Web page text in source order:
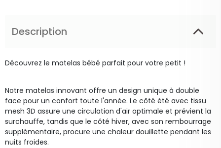
Description
Découvrez le matelas bébé parfait pour votre petit !
Notre matelas innovant offre un design unique à double
face pour un confort toute l'année. Le côté été avec tissu
mesh 3D assure une circulation d'air optimale et prévient la
surchauffe, tandis que le côté hiver, avec son rembourrage
supplémentaire, procure une chaleur douillette pendant les
nuits froides.